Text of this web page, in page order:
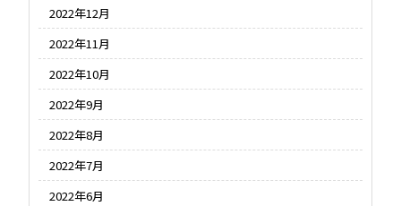
2022年12月
2022年11月
2022年10月
2022年9月
2022年8月
2022年7月
2022年6月